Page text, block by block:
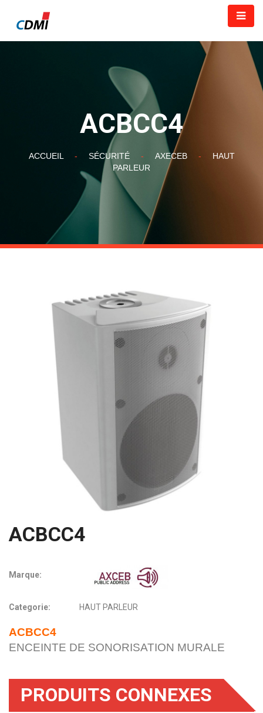
ACBCC4
ACCUEIL - SÉCURITÉ - AXECEB -
HAUT
PARLEUR
ACBCC4
Marque:
Categorie: HAUT PARLEUR
ACBCC4
ENCEINTE DE SONORISATION MURALE
PRODUITS CONNEXES